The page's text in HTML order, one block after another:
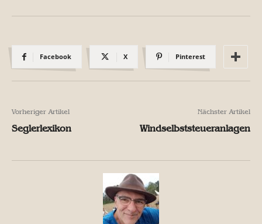
Facebook X Pinterest
Vorheriger Artikel
Seglerlexikon
Nächster Artikel
Windselbststeueranlagen